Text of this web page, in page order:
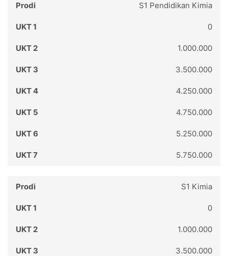
S1 Pendidikan Kimia
0
1.000.000
3.500.000
4.250.000
4.750.000
5.250.000
5.750.000
S1 Kimia
0
1.000.000
3.500.000